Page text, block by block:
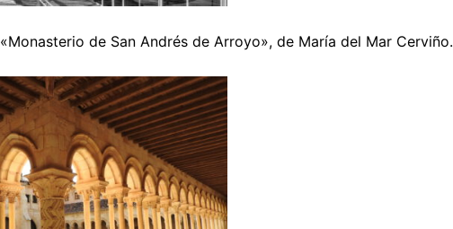
«Monasterio de San Andrés de Arroyo», de María del Mar Cerviño.